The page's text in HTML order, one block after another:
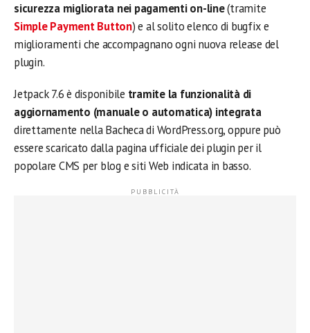
sicurezza migliorata nei pagamenti on-line(tramite
Simple Payment Button) e al solito elenco di bugfix e
miglioramenti che accompagnano ogni nuova release del
plugin.
Jetpack 7.6 è disponibile tramite la funzionalità di
aggiornamento (manuale o automatica) integrata
direttamente nella Bacheca di WordPress.org, oppure può
essere scaricato dalla pagina ufficiale dei plugin per il
popolare CMS per blog e siti Web indicata in basso.